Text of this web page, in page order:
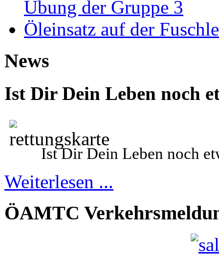
Übung der Gruppe 3
Öleinsatz auf der
News
Ist Dir Dein Leben noch
Ist Dir Dein Leben noch
Weiterlesen ...
ÖAMTC